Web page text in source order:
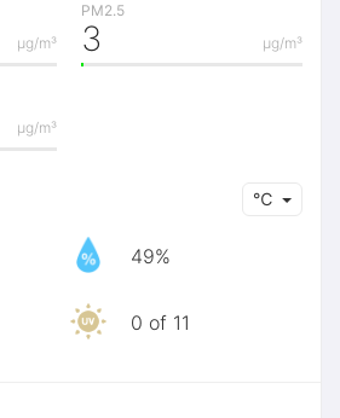
μg/m³
PM2.5
μg/m³
3
μg/m³
℃
49%
0 of 11